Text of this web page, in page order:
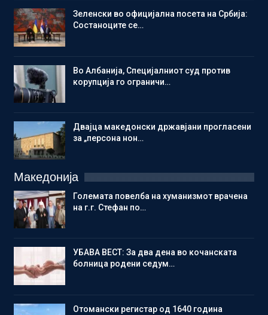
Зеленски во официјална посета на Србија:
Состаноците се…
Во Албанија, Специјалниот суд против
корупција го ограничи…
Двајца македонски државјани прогласени
за „персона нон…
Македонија
Големата повелба на хуманизмот врачена
на г.г. Стефан по…
УБАВА ВЕСТ: За два дена во кочанската
болница родени седум…
Отомански регистар од 1640 година